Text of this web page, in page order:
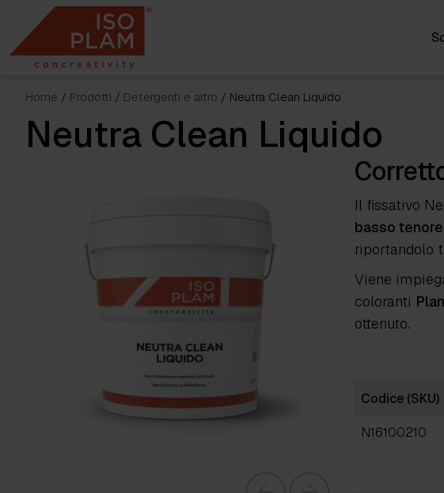
content
Home / Prodotti / Detergenti e altro / Neutra Clean Liquido
Neutra Clean Liquido
Il fissativo
basso
riportandolo
Viene
coloranti
ottenuto.
Codice (SKU)
N16100210